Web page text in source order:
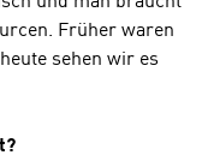
Früher waren
sehen wir es